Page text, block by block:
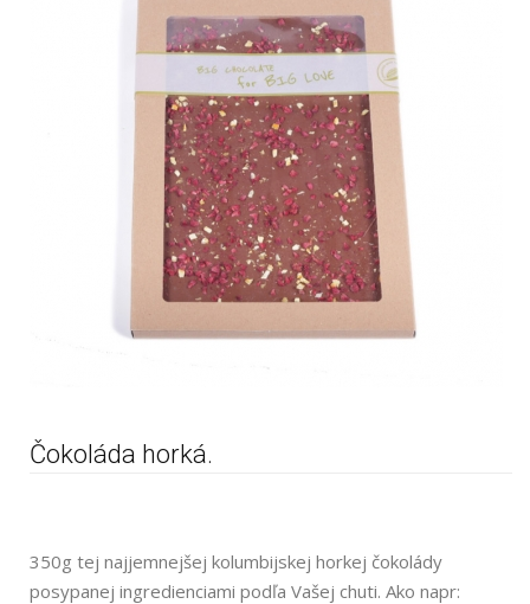
Čokoláda horká.
350g tej najjemnejšej kolumbijskej horkej čokolády
posypanej ingredienciami podľa Vašej chuti. Ako napr: